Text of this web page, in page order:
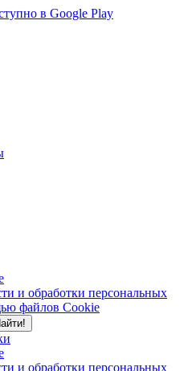
и обработки персональных
файлов Cookie
и обработки персональных